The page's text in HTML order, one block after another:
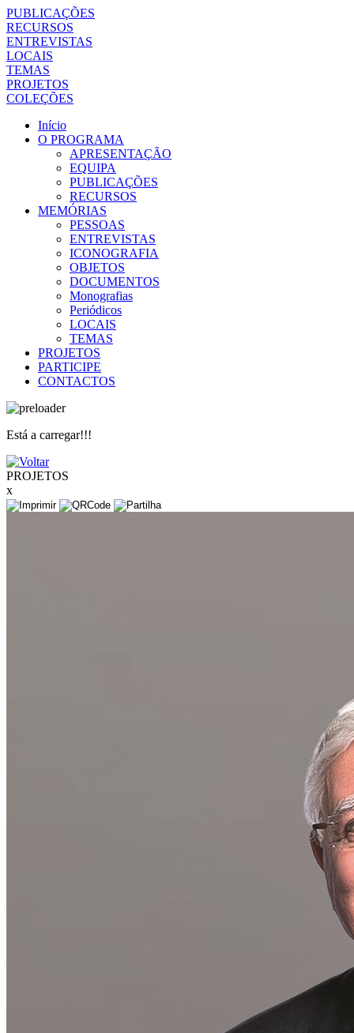
PUBLICAÇÕES
RECURSOS
ENTREVISTAS
LOCAIS
TEMAS
PROJETOS
COLEÇÕES
Início
O PROGRAMA
APRESENTAÇÃO
EQUIPA
PUBLICAÇÕES
RECURSOS
MEMÓRIAS
PESSOAS
ENTREVISTAS
ICONOGRAFIA
OBJETOS
DOCUMENTOS
Monografias
Periódicos
LOCAIS
TEMAS
PROJETOS
PARTICIPE
CONTACTOS
Está a carregar!!!
PROJETOS
x